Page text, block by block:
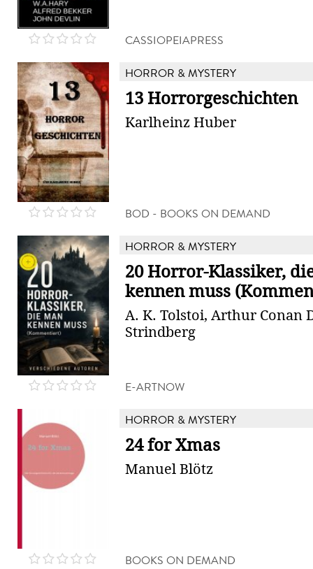
CASSIOPEIAPRESS
HORROR & MYSTERY
13 Horrorgeschichten
Karlheinz Huber
BOD - BOOKS ON DEMAND
HORROR & MYSTERY
20 Horror-Klassiker,
kennen muss
A. K. Tolstoi, Arthur Conan
Strindberg
E-ARTNOW
HORROR & MYSTERY
24 for Xmas
Manuel Blötz
BOOKS ON DEMAND